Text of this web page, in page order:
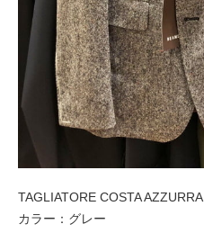
TAGLIATORE COSTA
カラー：グレー